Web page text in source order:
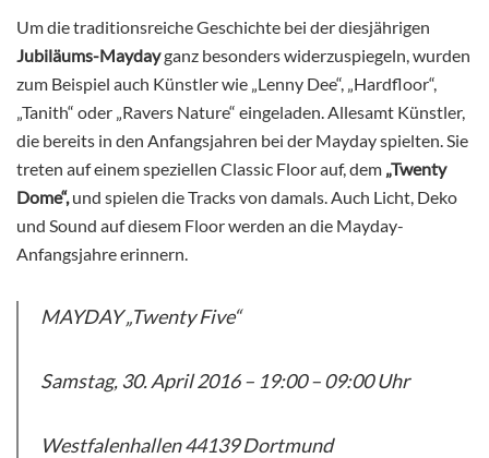
Um die traditionsreiche Geschichte bei der diesjährigen
Jubiläums-Maydayganz besonders widerzuspiegeln, wurden
zum Beispiel auch Künstler wie „Lenny Dee“, „Hardfloor“,
„Tanith“ oder „Ravers Nature“ eingeladen. Allesamt Künstler,
die bereits in den Anfangsjahren bei der Mayday spielten. Sie
treten auf einem speziellen Classic Floor auf, dem „Twenty
Dome“, und spielen die Tracks von damals. Auch Licht, Deko
und Sound auf diesem Floor werden an die Mayday-
Anfangsjahre erinnern.
MAYDAY „Twenty Five“
Samstag, 30. April 2016 – 19:00 – 09:00 Uhr
Westfalenhallen 44139 Dortmund